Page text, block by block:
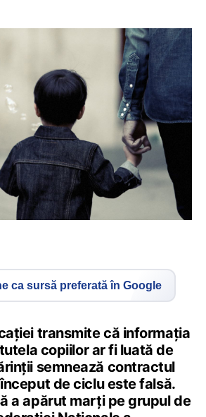
ca sursă preferată în Google
transmite că informația
copiilor ar fi luată de
semnează contractul
de ciclu este falsă.
a apărut marți pe grupul de